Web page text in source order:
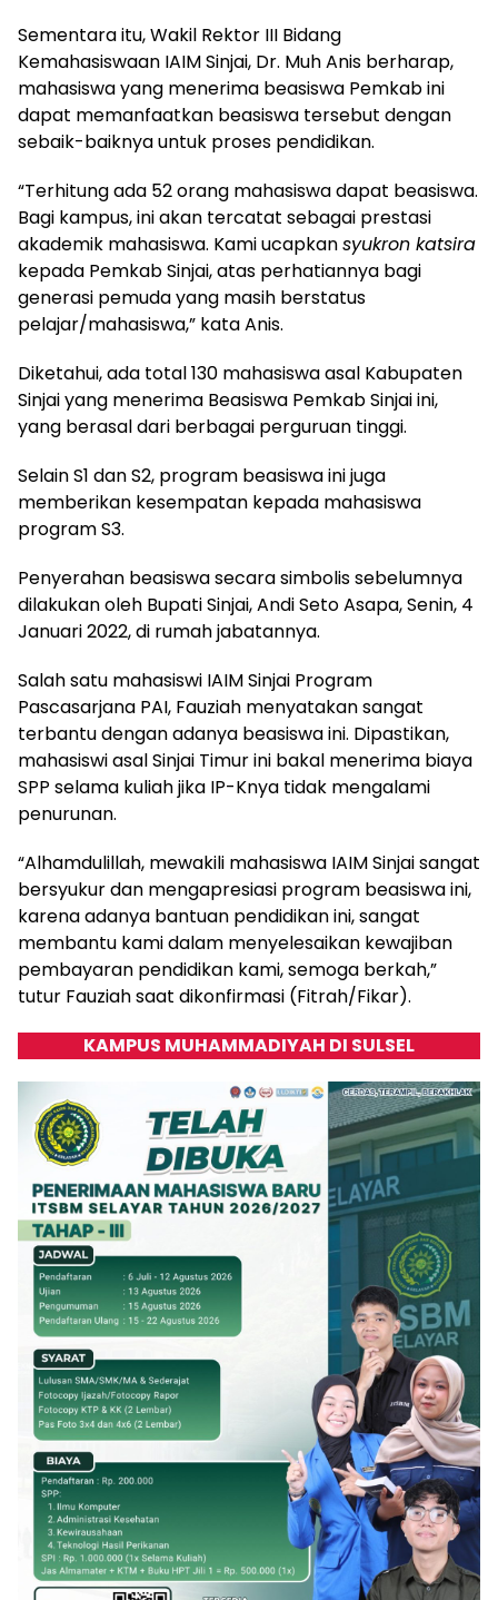
Sementara itu, Wakil Rektor III Bidang
Kemahasiswaan IAIM Sinjai, Dr. Muh Anis berharap,
mahasiswa yang menerima beasiswa Pemkab ini
dapat memanfaatkan beasiswa tersebut dengan
sebaik-baiknya untuk proses pendidikan.
“Terhitung ada 52 orang mahasiswa dapat beasiswa.
Bagi kampus, ini akan tercatat sebagai prestasi
akademik mahasiswa. Kami ucapkansyukron katsira
kepada Pemkab Sinjai, atas perhatiannya bagi
generasi pemuda yang masih berstatus
pelajar/mahasiswa,” kata Anis.
Diketahui, ada total 130 mahasiswa asal Kabupaten
Sinjai yang menerima Beasiswa Pemkab Sinjai ini,
yang berasal dari berbagai perguruan tinggi.
Selain S1 dan S2, program beasiswa ini juga
memberikan kesempatan kepada mahasiswa
program S3.
Penyerahan beasiswa secara simbolis sebelumnya
dilakukan oleh Bupati Sinjai, Andi Seto Asapa, Senin, 4
Januari 2022, di rumah jabatannya.
Salah satu mahasiswi IAIM Sinjai Program
Pascasarjana PAI, Fauziah menyatakan sangat
terbantu dengan adanya beasiswa ini. Dipastikan,
mahasiswi asal Sinjai Timur ini bakal menerima biaya
SPP selama kuliah jika IP-Knya tidak mengalami
penurunan.
“Alhamdulillah, mewakili mahasiswa IAIM Sinjai sangat
bersyukur dan mengapresiasi program beasiswa ini,
karena adanya bantuan pendidikan ini, sangat
membantu kami dalam menyelesaikan kewajiban
pembayaran pendidikan kami, semoga berkah,”
tutur Fauziah saat dikonfirmasi (Fitrah/Fikar).
KAMPUS MUHAMMADIYAH DI SULSEL